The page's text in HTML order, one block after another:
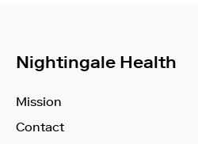
Nightingale Health
Mission
Contact